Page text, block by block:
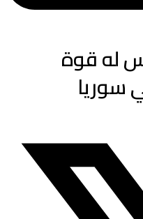
له قوة
سوريا